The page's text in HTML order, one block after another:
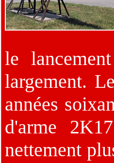
le
largement.
années
d'arme
nettement